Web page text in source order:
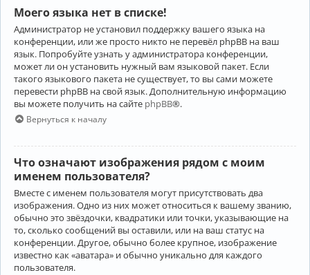
Моего языка нет в списке!
Администратор не установил поддержку вашего языка на
конференции, или же просто никто не перевёл phpBB на ваш
язык. Попробуйте узнать у администратора конференции,
может ли он установить нужный вам языковой пакет. Если
такого языкового пакета не существует, то вы сами можете
перевести phpBB на свой язык. Дополнительную информацию
вы можете получить на сайте phpBB®.
Вернуться к началу
Что означают изображения рядом с моим
именем пользователя?
Вместе с именем пользователя могут присутствовать два
изображения. Одно из них может относиться к вашему званию,
обычно это звёздочки, квадратики или точки, указывающие на
то, сколько сообщений вы оставили, или на ваш статус на
конференции. Другое, обычно более крупное, изображение
известно как «аватара» и обычно уникально для каждого
пользователя.